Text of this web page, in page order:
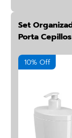
Set
Porta
10% Off